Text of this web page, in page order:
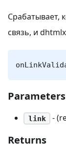
Срабатывает,
связь, и
Parameters
link -
Returns